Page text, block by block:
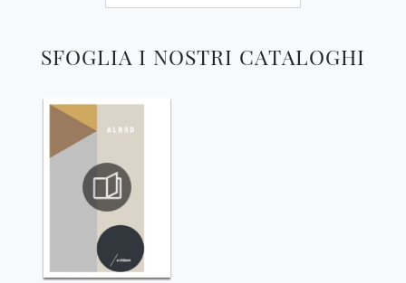
SFOGLIA I NOSTRI CATALOGHI